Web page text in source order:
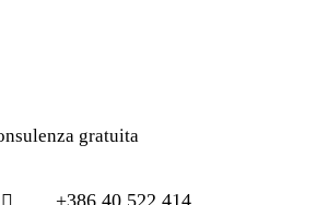
gratuita
+386 40 522 414